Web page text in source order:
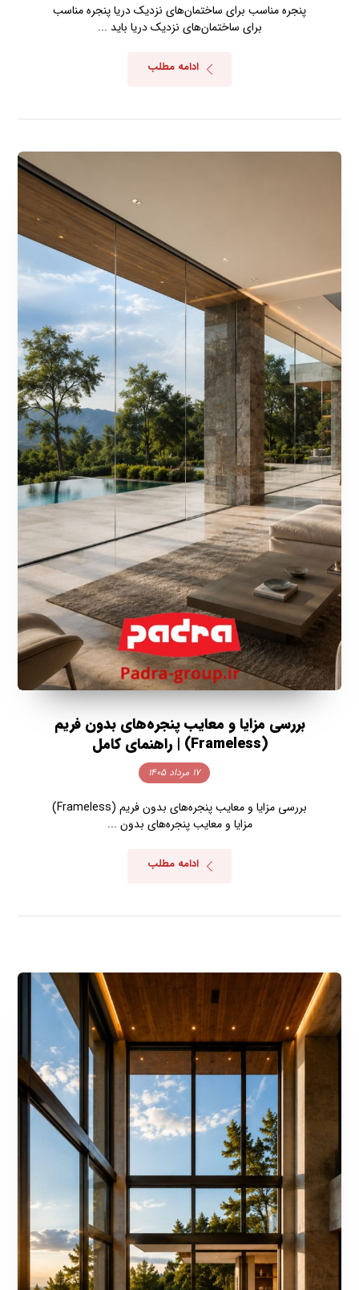
پنجره مناسب برای ساختمان‌های نزدیک دریا پنجره مناسب
برای ساختمان‌های نزدیک دریا باید ...
ادامه مطلب
بررسی مزایا و معایب پنجره‌های بدون فریم
(Frameless) | راهنمای کامل
۱۷ مرداد ۱۴۰۵
بررسی مزایا و معایب پنجره‌های بدون فریم (Frameless)
مزایا و معایب پنجره‌های بدون ...
ادامه مطلب